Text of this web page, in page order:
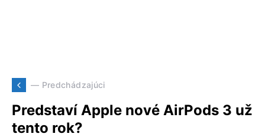
— Predchádzajúci
Predstaví Apple nové AirPods 3 už
tento rok?